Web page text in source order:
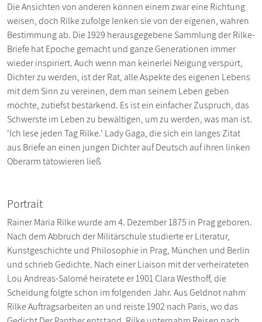
Die Ansichten von anderen können einem zwar eine Richtung
weisen, doch Rilke zufolge lenken sie von der eigenen, wahren
Bestimmung ab. Die 1929 herausgegebene Sammlung der Rilke-
Briefe hat Epoche gemacht und ganze Generationen immer
wieder inspiriert. Auch wenn man keinerlei Neigung verspürt,
Dichter zu werden, ist der Rat, alle Aspekte des eigenen Lebens
mit dem Sinn zu vereinen, dem man seinem Leben geben
möchte, zutiefst bestärkend. Es ist ein einfacher Zuspruch, das
Schwerste im Leben zu bewältigen, um zu werden, was man ist.
'Ich lese jeden Tag Rilke.' Lady Gaga, die sich ein langes Zitat
aus Briefe an einen jungen Dichter auf Deutsch auf ihren linken
Oberarm tätowieren ließ
Portrait
Rainer Maria Rilke wurde am 4. Dezember 1875 in Prag geboren.
Nach dem Abbruch der Militärschule studierte er Literatur,
Kunstgeschichte und Philosophie in Prag, München und Berlin
und schrieb Gedichte. Nach einer Liaison mit der verheirateten
Lou Andreas-Salomé heiratete er 1901 Clara Westhoff, die
Scheidung folgte schon im folgenden Jahr. Aus Geldnot nahm
Rilke Auftragsarbeiten an und reiste 1902 nach Paris, wo das